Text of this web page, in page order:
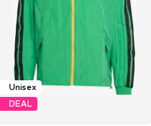
Unisex
DEAL